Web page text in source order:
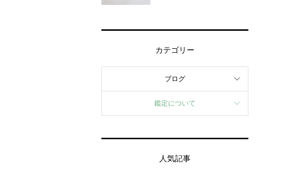
カテゴリー
ブログ
鑑定について
人気記事